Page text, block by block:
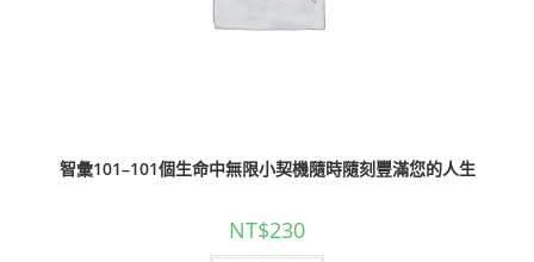
智彙101–101個生命中無限小契機隨時隨刻豐滿您的人生
NT$230